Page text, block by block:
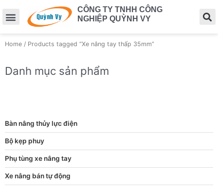
CÔNG TY TNHH CÔNG
NGHIỆP QUỲNH VY
Home / Products tagged “Xe nâng tay thấp 35mm”
Danh mục sản phẩm
Bàn nâng thủy lực điện
Bộ kẹp phuy
Phụ tùng xe nâng tay
Xe nâng bán tự động